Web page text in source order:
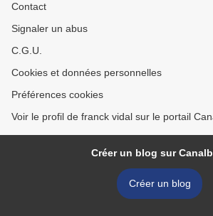
Contact
Signaler un abus
C.G.U.
Cookies et données personnelles
Préférences cookies
Voir le profil de franck vidal sur le portail
Créer un blog sur
Créer un blog